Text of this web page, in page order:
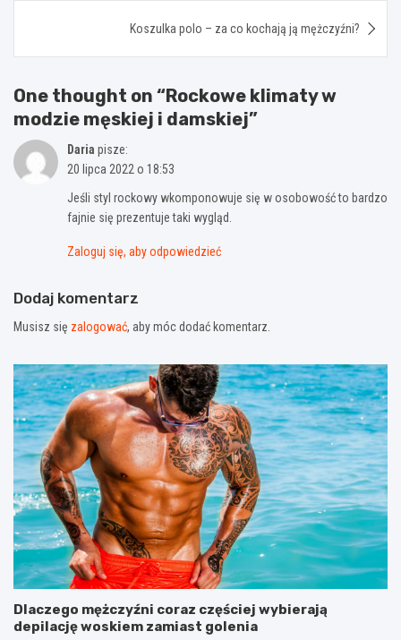
Koszulka polo – za co kochają ją mężczyźni?
One thought on “Rockowe klimaty w
modzie męskiej i damskiej”
Daria pisze:
20 lipca 2022 o 18:53
Jeśli styl rockowy wkomponowuje się w osobowość to bardzo
fajnie się prezentuje taki wygląd.
Zaloguj się, aby odpowiedzieć
Dodaj komentarz
Musisz się zalogować, aby móc dodać komentarz.
Dlaczego mężczyźni coraz częściej wybierają
depilację woskiem zamiast golenia